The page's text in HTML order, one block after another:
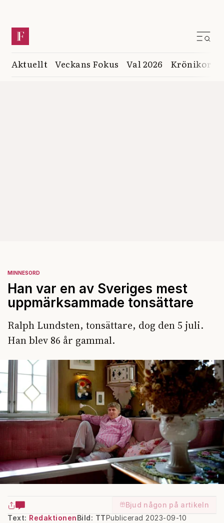
Aktuellt Veckans Fokus Val 2026 Krönikor
MINNESORD
Han var en av Sveriges mest
uppmärksammade tonsättare
Ralph Lundsten, tonsättare, dog den 5 juli.
Han blev 86 år gammal.
Bjud någon på artikeln
Text: Redaktionen Publicerad 2023-09-10
Bild: TT